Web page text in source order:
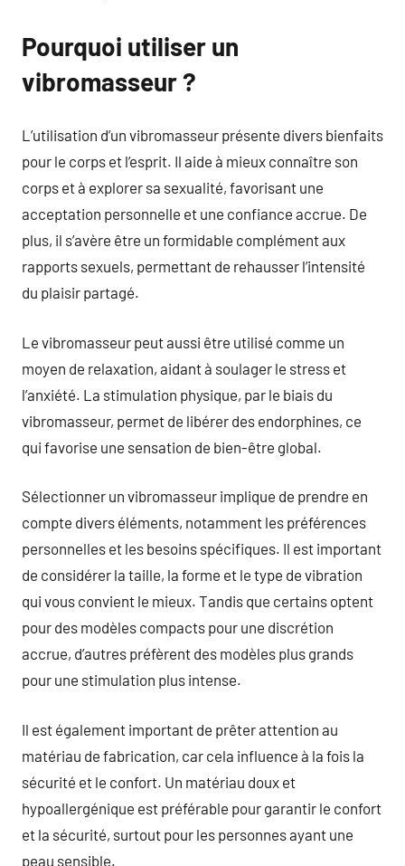
Pourquoi utiliser un
vibromasseur ?
L’utilisation d’un vibromasseur présente divers bienfaits
pour le corps et l’esprit. Il aide à mieux connaître son
corps et à explorer sa sexualité, favorisant une
acceptation personnelle et une confiance accrue. De
plus, il s’avère être un formidable complément aux
rapports sexuels, permettant de rehausser l’intensité
du plaisir partagé.
Le vibromasseur peut aussi être utilisé comme un
moyen de relaxation, aidant à soulager le stress et
l’anxiété. La stimulation physique, par le biais du
vibromasseur, permet de libérer des endorphines, ce
qui favorise une sensation de bien-être global.
Sélectionner un vibromasseur implique de prendre en
compte divers éléments, notamment les préférences
personnelles et les besoins spécifiques. Il est important
de considérer la taille, la forme et le type de vibration
qui vous convient le mieux. Tandis que certains optent
pour des modèles compacts pour une discrétion
accrue, d’autres préfèrent des modèles plus grands
pour une stimulation plus intense.
Il est également important de prêter attention au
matériau de fabrication, car cela influence à la fois la
sécurité et le confort. Un matériau doux et
hypoallergénique est préférable pour garantir le confort
et la sécurité, surtout pour les personnes ayant une
peau sensible.